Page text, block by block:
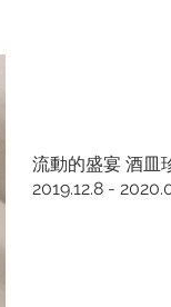
流動的盛宴 酒皿
2019.12.8 -